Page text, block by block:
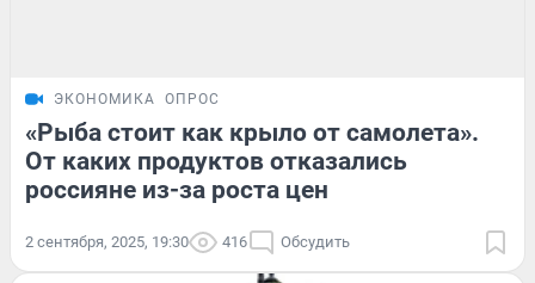
ЭКОНОМИКА ОПРОС
«Рыба стоит как крыло от самолета».
От каких продуктов отказались
россияне из-за роста цен
2 сентября, 2025, 19:30 416 Обсудить